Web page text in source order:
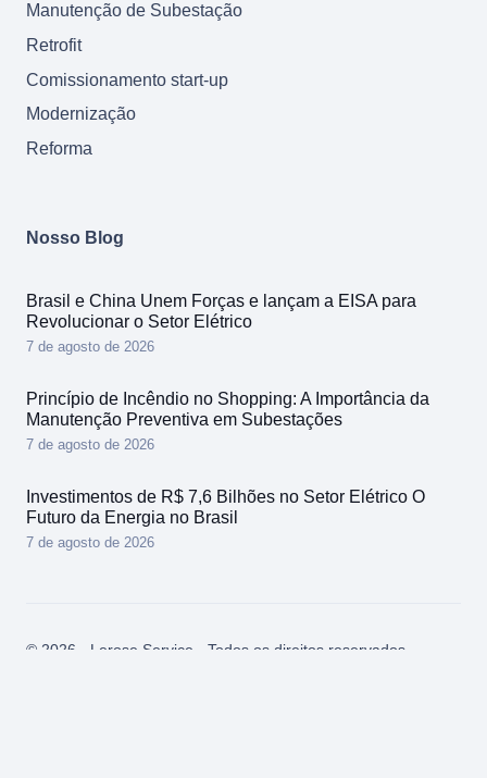
Manutenção de Subestação
Retrofit
Comissionamento start-up
Modernização
Reforma
Nosso Blog
Brasil e China Unem Forças e lançam a EISA para
Revolucionar o Setor Elétrico
7 de agosto de 2026
Princípio de Incêndio no Shopping: A Importância da
Manutenção Preventiva em Subestações
7 de agosto de 2026
Investimentos de R$ 7,6 Bilhões no Setor Elétrico O
Futuro da Energia no Brasil
7 de agosto de 2026
© 2026 - Lerose Service - Todos os direitos reservados